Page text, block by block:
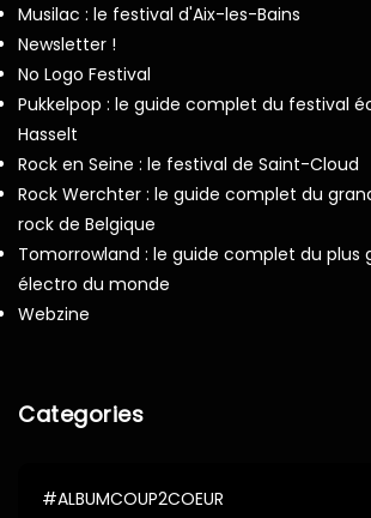
Musilac : le festival d'Aix-les-Bains
Newsletter !
No Logo Festival
Pukkelpop : le guide complet du festival
Hasselt
Rock en Seine : le festival de Saint-Cloud
Rock Werchter : le guide complet du
rock de Belgique
Tomorrowland : le guide complet du plus
électro du monde
Webzine
Categories
#ALBUMCOUP2COEUR